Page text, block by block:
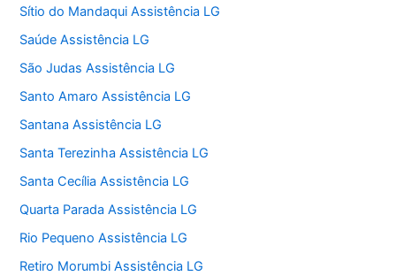
Sítio do Mandaqui Assistência LG
Saúde Assistência LG
São Judas Assistência LG
Santo Amaro Assistência LG
Santana Assistência LG
Santa Terezinha Assistência LG
Santa Cecília Assistência LG
Quarta Parada Assistência LG
Rio Pequeno Assistência LG
Retiro Morumbi Assistência LG